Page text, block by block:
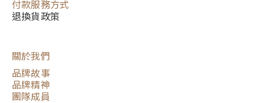
付款服務方式
退換貨政策
關於我們
品牌故事
品牌精神
團隊成員